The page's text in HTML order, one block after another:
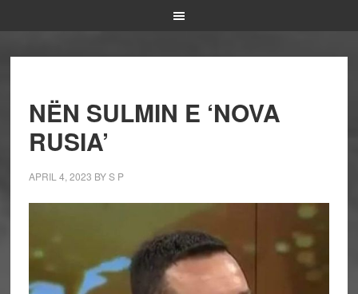
NËN SULMIN E ‘NOVA
RUSIA’
APRIL 4, 2023 BYS P